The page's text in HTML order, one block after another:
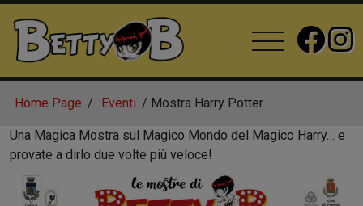
Home Page Eventi Mostra Harry Potter
Una Magica Mostra sul Magico Mondo del Magico Harry… e
provate a dirlo due volte più veloce!